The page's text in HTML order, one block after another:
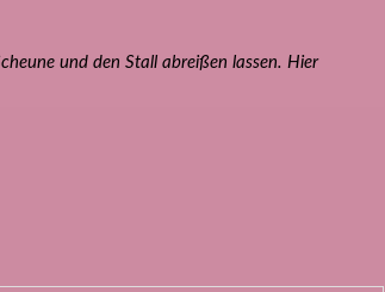
und den Stall abreißen lassen. Hier